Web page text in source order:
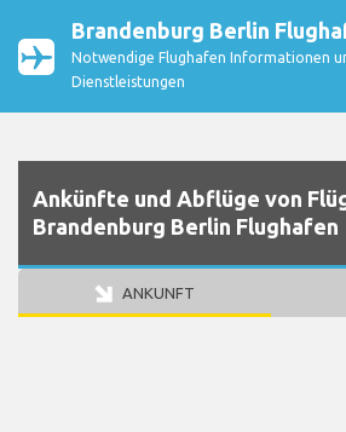
Brandenburg Berlin
Notwendige Flughafen Informationen
Dienstleistungen
Ankünfte und Abflüge von
Brandenburg Berlin Flughafen
ANKUNFT